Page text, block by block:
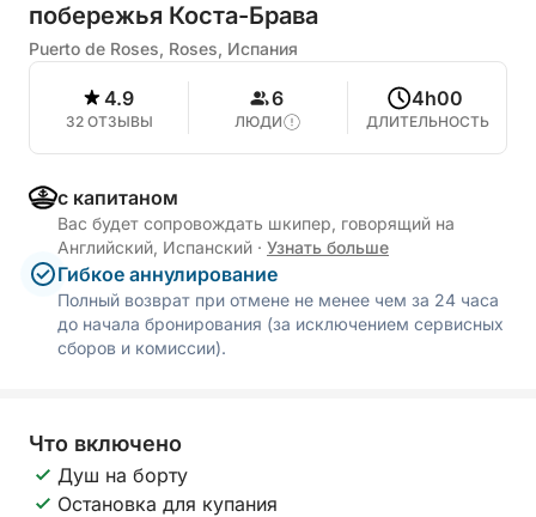
побережья Коста-Брава
Puerto de Roses, Roses, Испания
4.9
32 ОТЗЫВЫ
6
ЛЮДИ
4h00
ДЛИТЕЛЬНОСТЬ
с капитаном
Вас будет сопровождать шкипер, говорящий на
Английский, Испанский · Узнать больше
Гибкое аннулирование
Полный возврат при отмене не менее чем за 24 часа
до начала бронирования (за исключением сервисных
сборов и комиссии).
Что включено
Душ на борту
Остановка для купания